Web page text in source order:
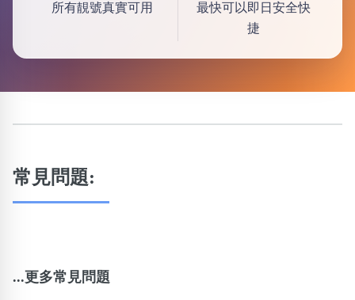
所有靚號真實可用
最快可以即日安全快
捷
常見問題:
...更多常見問題